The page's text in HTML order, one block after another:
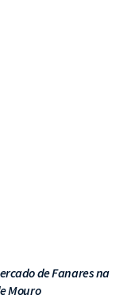
de Fanares na
Mouro